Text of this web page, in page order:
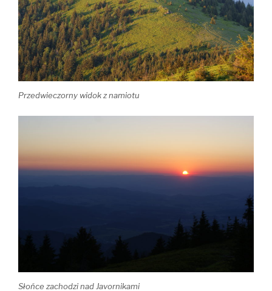
Przedwieczorny widok z namiotu
Słońce zachodzi nad Javornikami